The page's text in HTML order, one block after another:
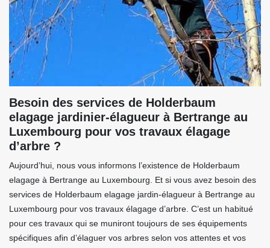
Besoin des services de Holderbaum
elagage jardinier-élagueur à Bertrange au
Luxembourg pour vos travaux élagage
d’arbre ?
Aujourd’hui, nous vous informons l’existence de Holderbaum
elagage à Bertrange au Luxembourg. Et si vous avez besoin des
services de Holderbaum elagage jardin-élagueur à Bertrange au
Luxembourg pour vos travaux élagage d’arbre. C’est un habitué
pour ces travaux qui se muniront toujours de ses équipements
spécifiques afin d’élaguer vos arbres selon vos attentes et vos